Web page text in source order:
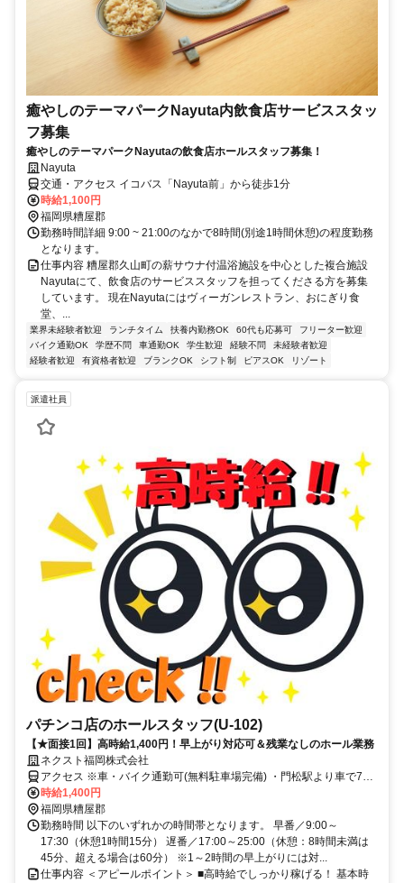
癒やしのテーマパークNayuta内飲食店サービススタッ
フ募集
癒やしのテーマパークNayutaの飲食店ホールスタッフ募集！
Nayuta
交通・アクセス イコバス「Nayuta前」から徒歩1分
時給1,100円
福岡県糟屋郡
勤務時間詳細 9:00 ~ 21:00のなかで8時間(別途1時間休憩)の程度勤務
となります。
仕事内容 糟屋郡久山町の薪サウナ付温浴施設を中心とした複合施設
Nayutaにて、飲食店のサービススタッフを担ってくださる方を募集
しています。 現在Nayutaにはヴィーガンレストラン、おにぎり食
堂、...
業界未経験者歓迎 ランチタイム 扶養内勤務OK 60代も応募可
フリーター歓迎
バイク通勤OK
学歴不問 車通勤OK 学生歓迎 経験不問
未経験者歓迎
経験者歓迎
有資格者歓迎 ブランクOK シフト制 ピアスOK リゾート
派遣社員
パチンコ店のホールスタッフ(U-102)
【★面接1回】高時給1,400円！早上がり対応可＆残業なしのホール業務
ネクスト福岡株式会社
アクセス ※車・バイク通勤可(無料駐車場完備) ・門松駅より車で7分
・バス停「深井」より徒歩2分
時給1,400円
福岡県糟屋郡
勤務時間 以下のいずれかの時間帯となります。 早番／9:00～
17:30（休憩1時間15分） 遅番／17:00～25:00（休憩：8時間未満は
45分、超える場合は60分） ※1～2時間の早上がりには対...
仕事内容 ＜アピールポイント＞ ■高時給でしっかり稼げる！ 基本時